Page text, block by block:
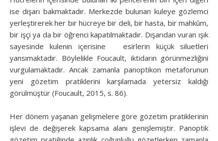
ise dışarı bakmaktadır. Merkezde bulunan kuleye gözlemci
yerleştirerek her bir hücreye bir deli, bir hasta, bir mahkûm,
bir işçi ya da bir öğrenci kapatılmaktadır. Dışarıdan vuran ışık
sayesinde kulenin içerisine esirlerin küçük siluetleri
yansımaktadır. Böylelikle Foucault, iktidarın görünmezliğini
vurgulamaktadır. Ancak zamanla panoptikon metaforunun
yeni gözetim pratiklerini karşılamada yetersiz kaldığı
görülmüştür (Foucault, 2015, s. 86).
Her dönem yaşanan gelişmelere göre gözetim pratiklerinin
işlevi de değişerek kapsama alanı genişlemiştir. Panoptik